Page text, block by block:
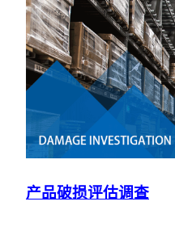
产品破损评估调查